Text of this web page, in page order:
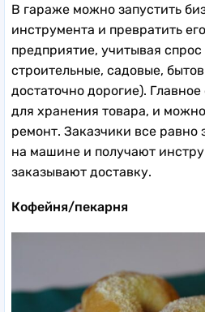
В гараже можно запустить
инструмента и превратить
предприятие, учитывая
строительные, садовые,
достаточно дорогие).
для хранения товара, и
ремонт. Заказчики все
на машине и получают
заказывают доставку.
Кофейня/пекарня